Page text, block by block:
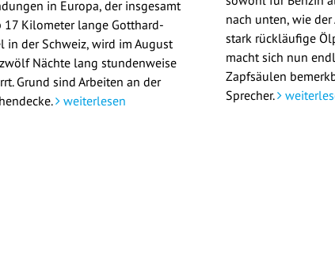
in Europa, der insgesamt
17 Kilometer lange Gotthard-
in der Schweiz, wird im August
Nächte lang stundenweise
Grund sind Arbeiten an der
weiterlesen
nach unten, wie der
stark rückläufige
macht sich nun
Zapfsäulen
Sprecher.